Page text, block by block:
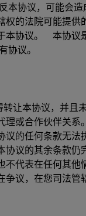
本协议，可能会
权的法院可能提
本协议。 本协议
协议。
让本协议，并且
理或合作伙伴关
议的任何条款无
协议的其余条款
不代表在任何其
争议，在您司法